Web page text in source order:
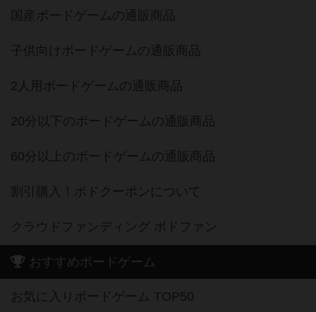
国産ボードゲームの通販商品
子供向けボードゲームの通販商品
2人用ボードゲームの通販商品
20分以下のボードゲームの通販商品
60分以上のボードゲームの通販商品
割引購入！ボドクーポンについて
クラウドファンディング ボドファン
おすすめボードゲーム
お気に入りボードゲーム TOP50